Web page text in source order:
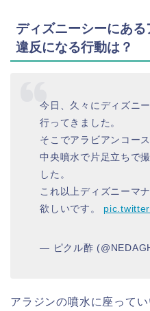
ディズニーシーにあ
違反になる行動は？
今日、久々にディズニ
行ってきました。
そこでアラビアンコー
中央噴水で片足立ちで
した。
これ以上ディズニーマ
欲しいです。
— ピクル酢
アラジンの噴水に座って